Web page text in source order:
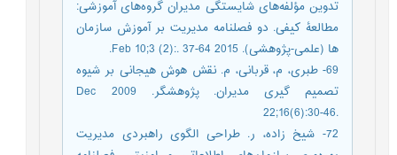
تدوین مؤلفه‌های شایستگی مدیران گروه‌های آموزشی:
مطالعۀ کیفی. دو فصلنامه مدیریت بر آموزش سازمان
ها (علمی-پژوهشی). 2015 Feb 10;3 (2):. 37-64.
69- طبری، ‌م، قربانی، ‌م. نقش هوش هیجانی بر شیوه
تصمیم گیری مدیران. پژوهشگر. 2009 Dec
22;16(6):30-46.‎
72- شیخ زاده، ر. طراحی الگوی راهبردی مدیریت